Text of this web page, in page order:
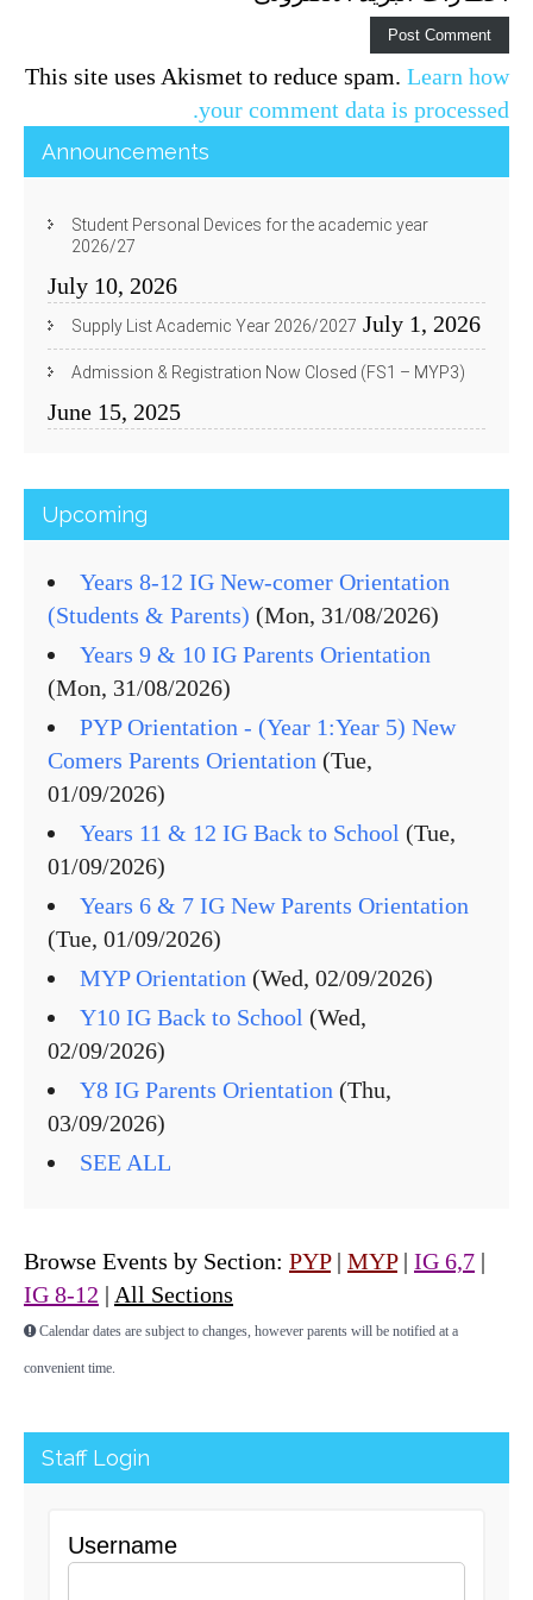
This site uses Akismet to reduce spam. Learn how
your comment data is processed.
Announcements
Student Personal Devices for the academic year
2026/27
July 10, 2026
Supply List Academic Year 2026/2027 July 1, 2026
Admission & Registration Now Closed (FS1 – MYP3)
June 15, 2025
Upcoming
Years 8-12 IG New-comer Orientation
(Students & Parents) (Mon, 31/08/2026)
Years 9 & 10 IG Parents Orientation
(Mon, 31/08/2026)
PYP Orientation - (Year 1:Year 5) New
Comers Parents Orientation (Tue,
01/09/2026)
Years 11 & 12 IG Back to School (Tue,
01/09/2026)
Years 6 & 7 IG New Parents Orientation
(Tue, 01/09/2026)
MYP Orientation (Wed, 02/09/2026)
Y10 IG Back to School (Wed,
02/09/2026)
Y8 IG Parents Orientation (Thu,
03/09/2026)
SEE ALL
Browse Events by Section: PYP| MYP| IG 6,7 |
IG 8-12 | All Sections
Calendar dates are subject to changes, however parents will be notified at a
convenient time.
Staff Login
Username